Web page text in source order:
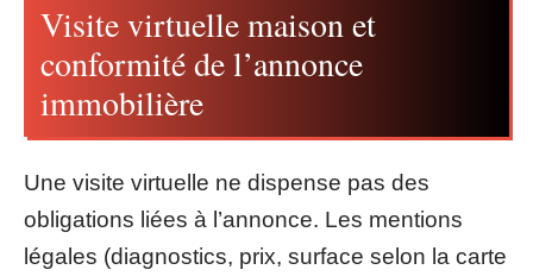
Visite virtuelle maison et
conformité de l’annonce
immobilière
Une visite virtuelle ne dispense pas des
obligations liées à l’annonce. Les mentions
légales (diagnostics, prix, surface selon la carte